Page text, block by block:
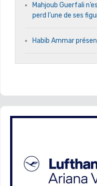
Mahjoub Guerfali
perd l’une de ses
Habib Ammar